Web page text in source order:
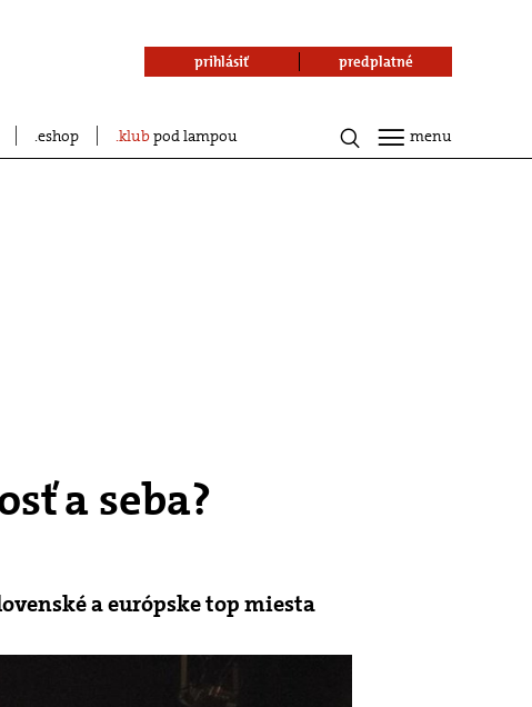
eshop klubpod lampou
prihlásiť predplatné
menu
a seba?
a európske top miesta